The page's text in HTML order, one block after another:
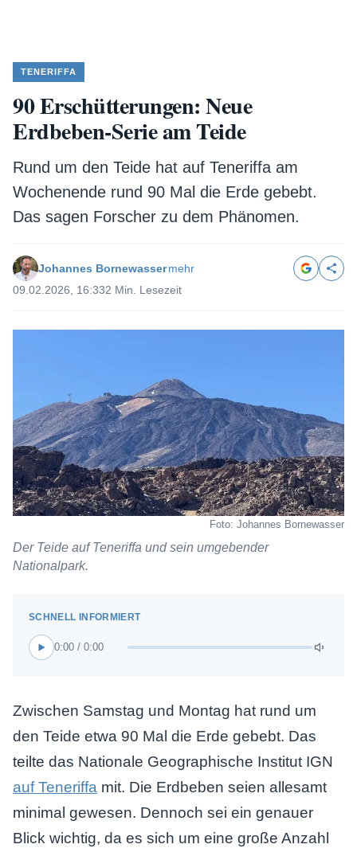
TENERIFFA
90 Erschütterungen: Neue
Erdbeben-Serie am Teide
Rund um den Teide hat auf Teneriffa am
Wochenende rund 90 Mal die Erde gebebt.
Das sagen Forscher zu dem Phänomen.
Johannes Bornewassermehr
09.02.2026, 16:332 Min. Lesezeit
Foto: Johannes Bornewasser
Der Teide auf Teneriffa und sein umgebender
Nationalpark.
0:00 / 0:00
Zwischen Samstag und Montag hat rund um
den Teide etwa 90 Mal die Erde gebebt. Das
teilte das Nationale Geographische Institut IGN
auf Teneriffa mit. Die Erdbeben seien allesamt
minimal gewesen. Dennoch sei ein genauer
Blick wichtig, da es sich um eine große Anzahl